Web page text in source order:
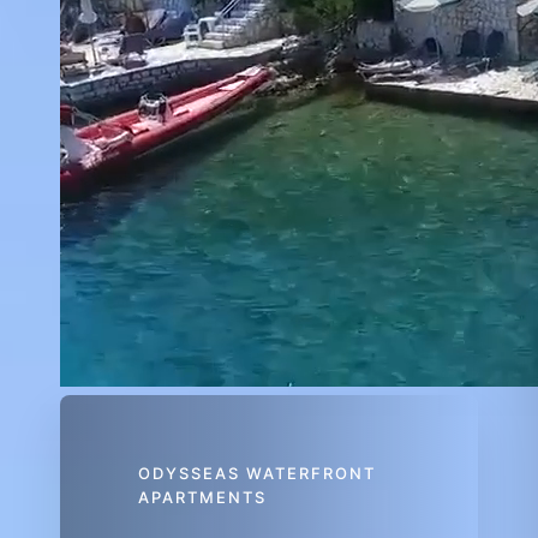
ODYSSEAS WATERFRONT
APARTMENTS